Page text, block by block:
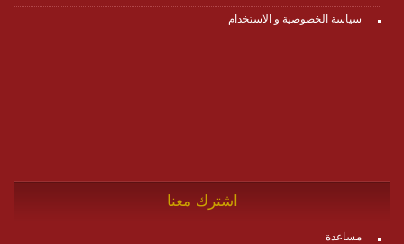
سياسة الخصوصية و الاستخدام
اشترك معنا
مساعدة